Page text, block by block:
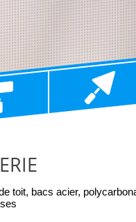
toit, bacs acier,